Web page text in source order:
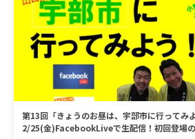
第13回「きょうのお昼は、宇部市に行ってみ
2/25(金)FacebookLiveで生配信！初回登場の